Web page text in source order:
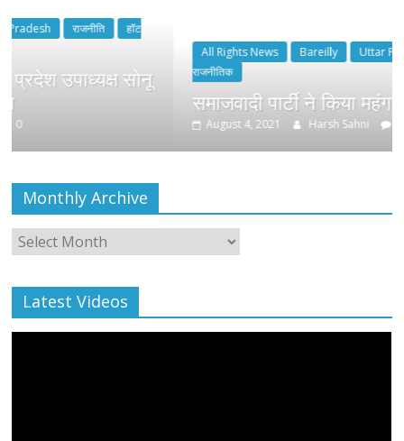
हॉट
सोनू
Bareilly Uttar Pradesh राजनीति
राजनीतिक
समाजवादी पार्टी ने किया महंगाई के खिलाफ
Harsh Sahni 0
Monthly Archive
Monthly
Archive
Latest Videos